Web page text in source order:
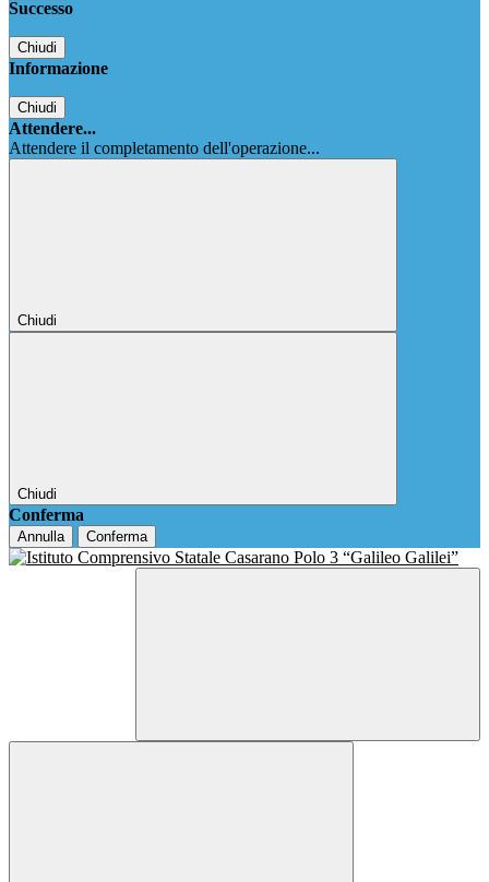
Successo
Chiudi
Informazione
Chiudi
Attendere...
Attendere il completamento dell'operazione...
Chiudi
Chiudi
Conferma
Annulla Conferma